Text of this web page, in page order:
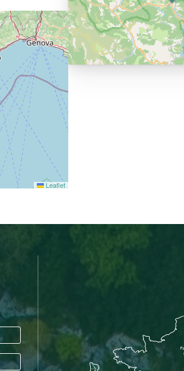
Leaflet